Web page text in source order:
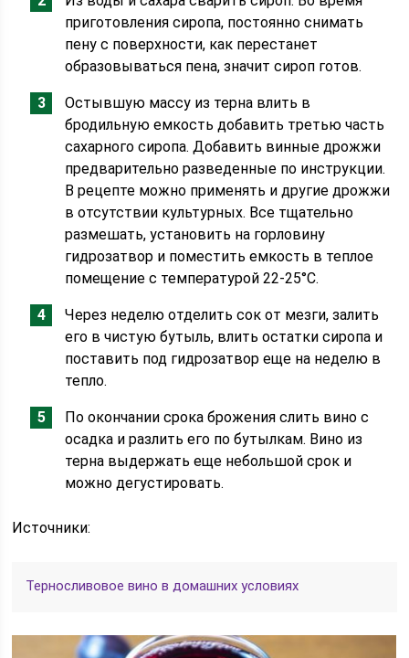
приготовления сиропа, постоянно снимать
пену с поверхности, как перестанет
образовываться пена, значит сироп готов.
Остывшую массу из терна влить в
бродильную емкость добавить третью часть
сахарного сиропа. Добавить винные дрожжи
предварительно разведенные по инструкции.
В рецепте можно применять и другие дрожжи
в отсутствии культурных. Все тщательно
размешать, установить на горловину
гидрозатвор и поместить емкость в теплое
помещение с температурой 22-25°С.
Через неделю отделить сок от мезги, залить
его в чистую бутыль, влить остатки сиропа и
поставить под гидрозатвор еще на неделю в
тепло.
По окончании срока брожения слить вино с
осадка и разлить его по бутылкам. Вино из
терна выдержать еще небольшой срок и
можно дегустировать.
Источники:
Терносливовое вино в домашних условиях